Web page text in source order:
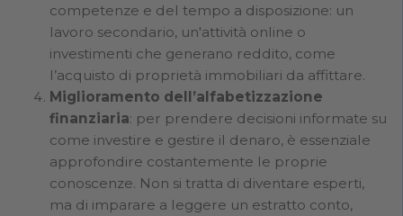
competenze e del tempo a disposizione: un
lavoro secondario, un'attività online o
investimenti che generano reddito, come
l’acquisto di proprietà immobiliari da affittare.
Miglioramento dell’alfabetizzazione
finanziaria: per prendere decisioni informate su
come investire e gestire il denaro, è essenziale
approfondire costantemente le proprie
conoscenze. Non si tratta di diventare esperti,
ma di imparare a leggere un estratto conto,